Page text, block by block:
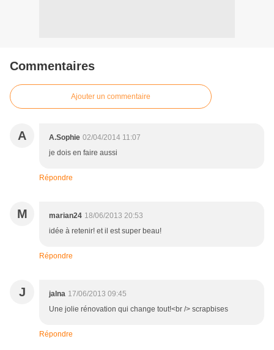
Commentaires
Ajouter un commentaire
A A.Sophie 02/04/2014 11:07
je dois en faire aussi
Répondre
M marian24 18/06/2013 20:53
idée à retenir! et il est super beau!
Répondre
J jalna 17/06/2013 09:45
Une jolie rénovation qui change tout!<br /> scrapbises
Répondre